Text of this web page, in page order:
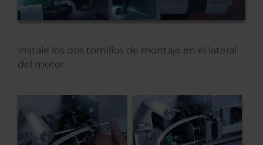
Instale los dos tornillos de montaje en el lateral
del motor.